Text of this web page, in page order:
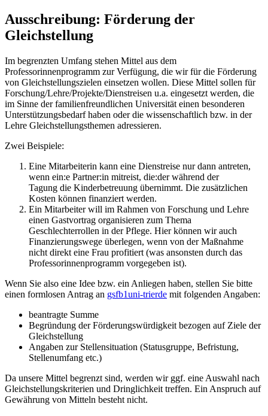
Ausschreibung: Förderung der
Gleichstellung
Im begrenzten Umfang stehen Mittel aus dem
Professorinnenprogramm zur Verfügung, die wir für die Förderung
von Gleichstellungszielen einsetzen wollen. Diese Mittel sollen für
Forschung/Lehre/Projekte/Dienstreisen u.a. eingesetzt werden, die
im Sinne der familienfreundlichen Universität einen besonderen
Unterstützungsbedarf haben oder die wissenschaftlich bzw. in der
Lehre Gleichstellungsthemen adressieren.
Zwei Beispiele:
Eine Mitarbeiterin kann eine Dienstreise nur dann antreten,
wenn ein:e Partner:in mitreist, die:der während der
Tagung die Kinderbetreuung übernimmt. Die zusätzlichen
Kosten können finanziert werden.
Ein Mitarbeiter will im Rahmen von Forschung und Lehre
einen Gastvortrag organisieren zum Thema
Geschlechterrollen in der Pflege. Hier können wir auch
Finanzierungswege überlegen, wenn von der Maßnahme
nicht direkt eine Frau profitiert (was ansonsten durch das
Professorinnenprogramm vorgegeben ist).
Wenn Sie also eine Idee bzw. ein Anliegen haben, stellen Sie bitte
einen formlosen Antrag an gsfb1uni-trierde mit folgenden Angaben:
beantragte Summe
Begründung der Förderungswürdigkeit bezogen auf Ziele der
Gleichstellung
Angaben zur Stellensituation (Statusgruppe, Befristung,
Stellenumfang etc.)
Da unsere Mittel begrenzt sind, werden wir ggf. eine Auswahl nach
Gleichstellungskriterien und Dringlichkeit treffen. Ein Anspruch auf
Gewährung von Mitteln besteht nicht.